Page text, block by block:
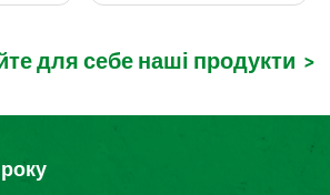
для себе наші продукти >
року